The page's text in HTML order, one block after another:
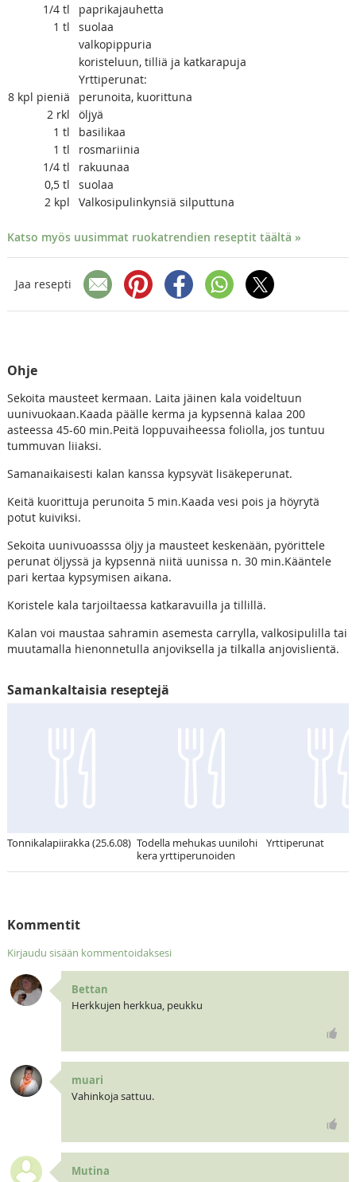
1/4 tl
paprikajauhetta
1 tl
suolaa
valkopippuria
koristeluun, tilliä ja katkarapuja
Yrttiperunat:
8 kpl pieniä
perunoita, kuorittuna
2 rkl
öljyä
1 tl
basilikaa
1 tl
rosmariinia
1/4 tl
rakuunaa
0,5 tl
suolaa
2 kpl Valkosipulinkynsiä silputtuna
Katso myös uusimmat ruokatrendien reseptit täältä »
Jaa resepti
Ohje
Sekoita mausteet kermaan. Laita jäinen kala voideltuun
uunivuokaan.Kaada päälle kerma ja kypsennä kalaa 200
asteessa 45-60 min.Peitä loppuvaiheessa foliolla, jos tuntuu
tummuvan liiaksi.
Samanaikaisesti kalan kanssa kypsyvät lisäkeperunat.
Keitä kuorittuja perunoita 5 min.Kaada vesi pois ja höyrytä
potut kuiviksi.
Sekoita uunivuoasssa öljy ja mausteet keskenään, pyörittele
perunat öljyssä ja kypsennä niitä uunissa n. 30 min.Kääntele
pari kertaa kypsymisen aikana.
Koristele kala tarjoiltaessa katkaravuilla ja tillillä.
Kalan voi maustaa sahramin asemesta carrylla, valkosipulilla tai
muutamalla hienonnetulla anjoviksella ja tilkalla anjovislientä.
Samankaltaisia reseptejä
Tonnikalapiirakka (25.6.08) Todella mehukas uunilohi
kera yrttiperunoiden
Yrttiperunat
Kommentit
Kirjaudu sisään kommentoidaksesi
Bettan
Herkkujen herkkua, peukku
muari
Vahinkoja sattuu.
Mutina